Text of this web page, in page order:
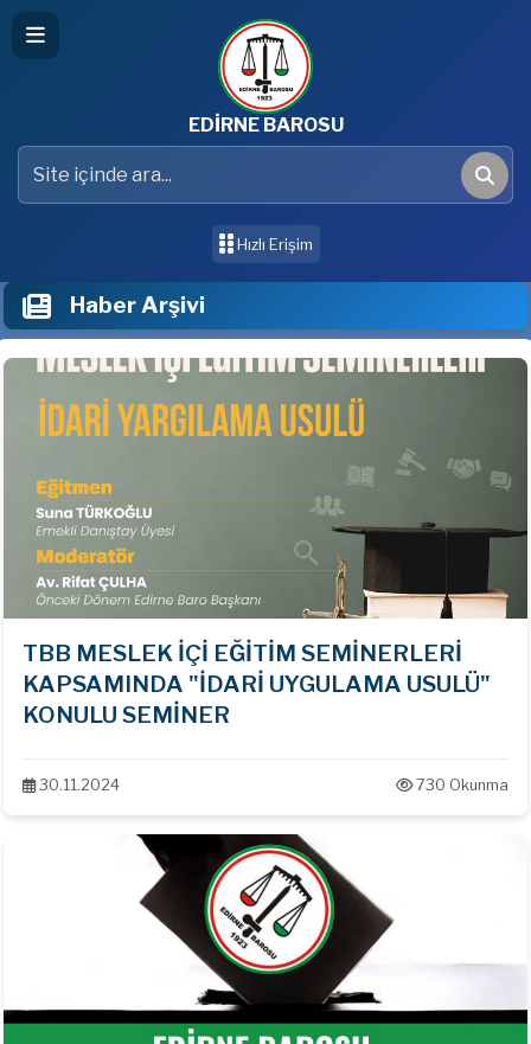
EDİRNE BAROSU
Site içinde ara
Ara
Hızlı Erişim
Haber Arşivi
TBB MESLEK İÇİ EĞİTİM SEMİNERLERİ
KAPSAMINDA "İDARİ UYGULAMA USULÜ"
KONULU SEMİNER
30.11.2024 730 Okunma